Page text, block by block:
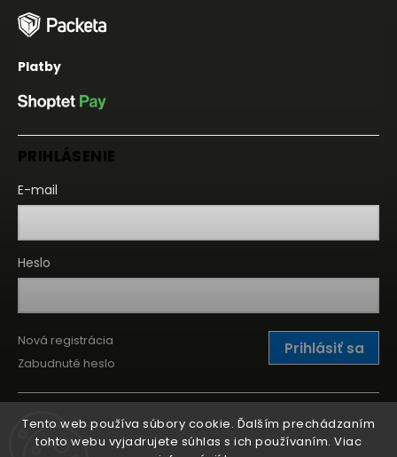
Tento web používa súbory cookie. Ďalším prechádzaním
tohto webu vyjadrujete súhlas s ich používaním. Viac
Platby
PRIHLÁSENIE
E-mail
Heslo
Prihlásiť sa
Nová registrácia
Zabudnuté heslo